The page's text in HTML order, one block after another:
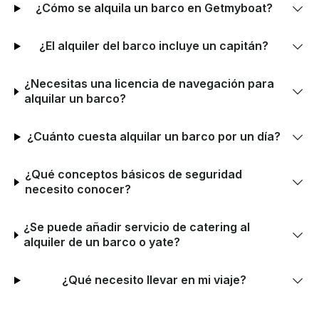
¿Cómo se alquila un barco en Getmyboat?
¿El alquiler del barco incluye un capitán?
¿Necesitas una licencia de navegación para
alquilar un barco?
¿Cuánto cuesta alquilar un barco por un día?
¿Qué conceptos básicos de seguridad
necesito conocer?
¿Se puede añadir servicio de catering al
alquiler de un barco o yate?
¿Qué necesito llevar en mi viaje?